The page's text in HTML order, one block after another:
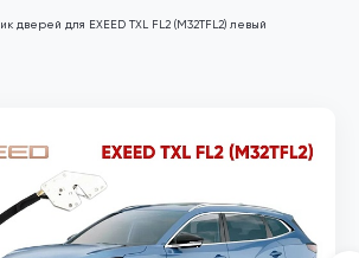
дверей для EXEED TXL FL2 (M32TFL2) левый